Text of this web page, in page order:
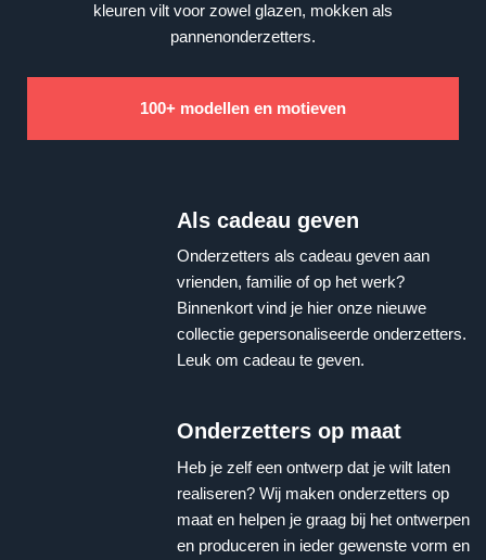
kleuren vilt voor zowel glazen, mokken als
pannenonderzetters.
100+ modellen en motieven
Als cadeau geven
Onderzetters als cadeau geven aan
vrienden, familie of op het werk?
Binnenkort vind je hier onze nieuwe
collectie gepersonaliseerde onderzetters.
Leuk om cadeau te geven.
Onderzetters op maat
Heb je zelf een ontwerp dat je wilt laten
realiseren? Wij maken onderzetters op
maat en helpen je graag bij het ontwerpen
en produceren in ieder gewenste vorm en